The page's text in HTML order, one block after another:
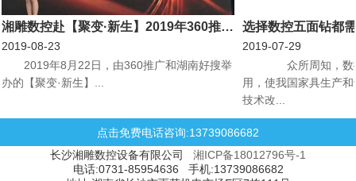
湘雕数控赴【聚变·新生】2019年360推广新客户见面会机械行业专场会议
2019-08-23
​2019年8月22日，由360推广和湖南好搜举
办的【聚变·新生】...
选择数控五面钻都
2019-07-29
众所周知，数
用，使我国家具生产
技术改...
点击免费电话咨询:13739086682
长沙湘雕数控设备有限公司 湘ICP备18012796号-1
电话:0731-85954636 手机:13739086682